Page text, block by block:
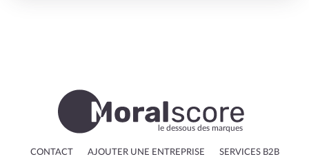
le dessous des marques
CONTACT AJOUTER UNE ENTREPRISE SERVICES B2B